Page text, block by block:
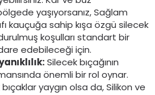
yaşıyorsanız, Sağlam
kauçuğa sahip kışa özgü silecek
koşulları standart bir
edebileceği için.
Silecek bıçağının
önemli bir rol oynar.
yaygın olsa da, Silikon ve